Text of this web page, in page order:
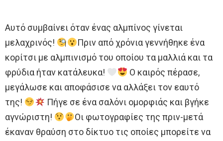
Αυτό συμβαίνει όταν ένας αλμπίνος γίνεται
μελαχρινός!
Πριν από χρόνια γεννήθηκε ένα
κορίτσι με αλμπινισμό του οποίου τα μαλλιά και τα
φρύδια ήταν κατάλευκα!
Ο καιρός πέρασε,
μεγάλωσε και αποφάσισε να αλλάξει τον εαυτό
της!
Πήγε σε ένα σαλόνι ομορφιάς και βγήκε
αγνώριστη!
Οι φωτογραφίες της πριν-μετά
έκαναν θραύση στο δίκτυο τις οποίες μπορείτε να